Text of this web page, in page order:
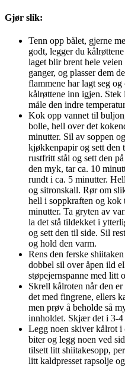
Gjør slik:
Tenn opp bålet, gjerne
godt, legger du
laget blir brent hele
ganger, og plasser dem
flammene har lagt seg
kålrøttene inn igjen.
måle den indre
Kok opp vannet til
bolle, hell over det
minutter. Sil av soppen
kjøkkenpapir og sett den
rustfritt stål og sett den
den myk, tar ca. 10
rundt i ca. 5 minutter.
og sitronskall. Rør om
hell i soppkraften og kok
minutter. Ta gryten av
la det stå tildekket i
og sett den til side. Sil
og hold den varm.
Rens den ferske
dobbel sil over åpen ild
støpejernspanne med litt
Skrell kålroten når den
det med fingrene, ellers
men prøv å beholde så
innholdet. Skjær det i 3-
Legg noen skiver kålrot
biter og legg noen ved
tilsett litt shiitakesopp,
litt kaldpresset rapsolje